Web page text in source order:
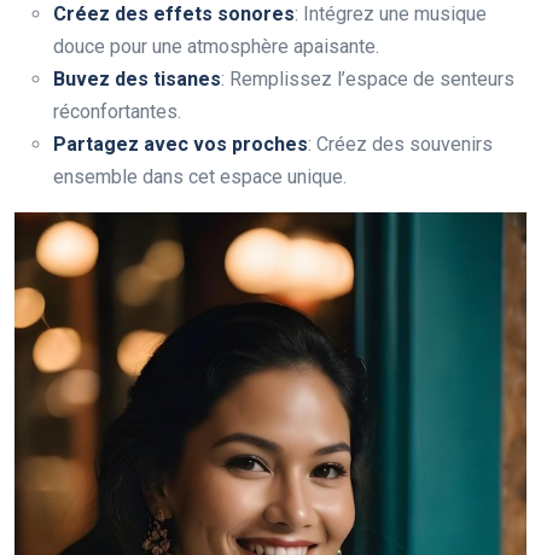
Créez des effets sonores: Intégrez une musique
douce pour une atmosphère apaisante.
Buvez des tisanes: Remplissez l’espace de senteurs
réconfortantes.
Partagez avec vos proches: Créez des souvenirs
ensemble dans cet espace unique.